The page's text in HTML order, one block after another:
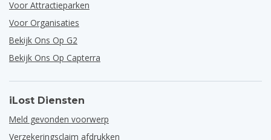
Voor Attractieparken
Voor Organisaties
Bekijk Ons Op G2
Bekijk Ons Op Capterra
iLost Diensten
Meld gevonden voorwerp
Verzekeringsclaim afdrukken